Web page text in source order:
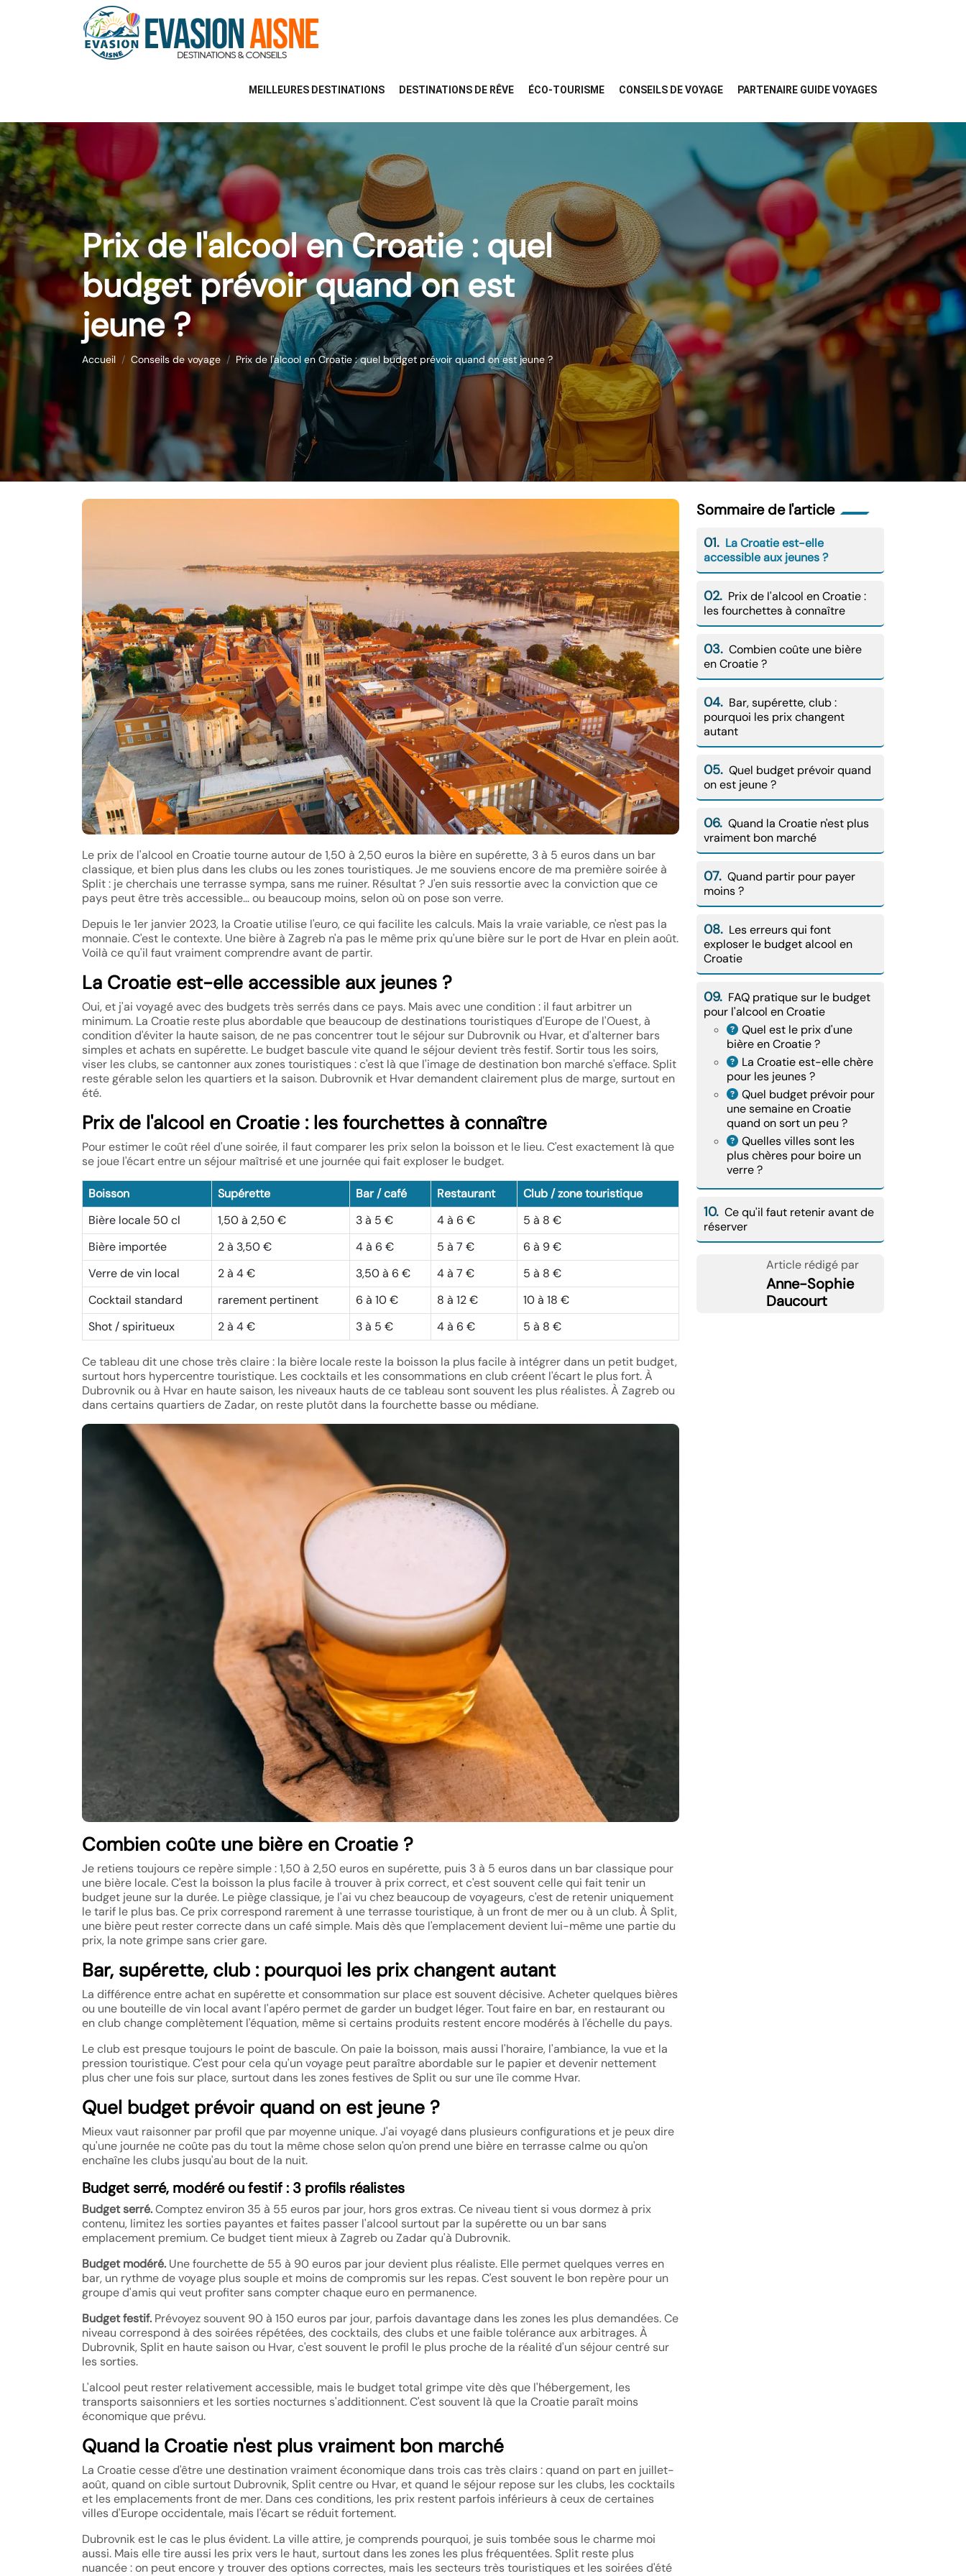
MEILLEURES DESTINATIONS DESTINATIONS DE RÊVE ÉCO-TOURISME CONSEILS DE VOYAGE PARTENAIRE GUIDE VOYAGES
Prix de l'alcool en Croatie : quel
budget prévoir quand on est
jeune ?
Accueil Conseils de voyage Prix de l'alcool en Croatie : quel budget prévoir quand on est jeune ?
Le prix de l'alcool en Croatie tourne autour de 1,50 à 2,50 euros la bière en supérette, 3 à 5 euros dans un bar
classique, et bien plus dans les clubs ou les zones touristiques. Je me souviens encore de ma première soirée à
Split : je cherchais une terrasse sympa, sans me ruiner. Résultat ? J'en suis ressortie avec la conviction que ce
pays peut être très accessible… ou beaucoup moins, selon où on pose son verre.
Depuis le 1er janvier 2023, la Croatie utilise l'euro, ce qui facilite les calculs. Mais la vraie variable, ce n'est pas la
monnaie. C'est le contexte. Une bière à Zagreb n'a pas le même prix qu'une bière sur le port de Hvar en plein août.
Voilà ce qu'il faut vraiment comprendre avant de partir.
La Croatie est-elle accessible aux jeunes ?
Oui, et j'ai voyagé avec des budgets très serrés dans ce pays. Mais avec une condition : il faut arbitrer un
minimum. La Croatie reste plus abordable que beaucoup de destinations touristiques d'Europe de l'Ouest, à
condition d'éviter la haute saison, de ne pas concentrer tout le séjour sur Dubrovnik ou Hvar, et d'alterner bars
simples et achats en supérette. Le budget bascule vite quand le séjour devient très festif. Sortir tous les soirs,
viser les clubs, se cantonner aux zones touristiques : c'est là que l'image de destination bon marché s'efface. Split
reste gérable selon les quartiers et la saison. Dubrovnik et Hvar demandent clairement plus de marge, surtout en
été.
Prix de l'alcool en Croatie : les fourchettes à connaître
Pour estimer le coût réel d'une soirée, il faut comparer les prix selon la boisson et le lieu. C'est exactement là que
se joue l'écart entre un séjour maîtrisé et une journée qui fait exploser le budget.
Boisson Supérette Bar / café Restaurant
Club / zone touristique
Bière locale 50 cl
1,50 à 2,50 € 3 à 5 € 4 à 6 €
5 à 8 €
Bière importée
2 à 3,50 € 4 à 6 € 5 à 7 €
6 à 9 €
Verre de vin local
2 à 4 € 3,50 à 6 € 4 à 7 €
5 à 8 €
Cocktail standard
rarement pertinent 6 à 10 € 8 à 12 €
10 à 18 €
Shot / spiritueux
2 à 4 € 3 à 5 € 4 à 6 € 5 à 8 €
Ce tableau dit une chose très claire : la bière locale reste la boisson la plus facile à intégrer dans un petit budget,
surtout hors hypercentre touristique. Les cocktails et les consommations en club créent l'écart le plus fort. À
Dubrovnik ou à Hvar en haute saison, les niveaux hauts de ce tableau sont souvent les plus réalistes. À Zagreb ou
dans certains quartiers de Zadar, on reste plutôt dans la fourchette basse ou médiane.
Combien coûte une bière en Croatie ?
Je retiens toujours ce repère simple : 1,50 à 2,50 euros en supérette, puis 3 à 5 euros dans un bar classique pour
une bière locale. C'est la boisson la plus facile à trouver à prix correct, et c'est souvent celle qui fait tenir un
budget jeune sur la durée. Le piège classique, je l'ai vu chez beaucoup de voyageurs, c'est de retenir uniquement
le tarif le plus bas. Ce prix correspond rarement à une terrasse touristique, à un front de mer ou à un club. À Split,
une bière peut rester correcte dans un café simple. Mais dès que l'emplacement devient lui-même une partie du
prix, la note grimpe sans crier gare.
Bar, supérette, club : pourquoi les prix changent autant
La différence entre achat en supérette et consommation sur place est souvent décisive. Acheter quelques bières
ou une bouteille de vin local avant l'apéro permet de garder un budget léger. Tout faire en bar, en restaurant ou
en club change complètement l'équation, même si certains produits restent encore modérés à l'échelle du pays.
Le club est presque toujours le point de bascule. On paie la boisson, mais aussi l'horaire, l'ambiance, la vue et la
pression touristique. C'est pour cela qu'un voyage peut paraître abordable sur le papier et devenir nettement
plus cher une fois sur place, surtout dans les zones festives de Split ou sur une île comme Hvar.
Quel budget prévoir quand on est jeune ?
Mieux vaut raisonner par profil que par moyenne unique. J'ai voyagé dans plusieurs configurations et je peux dire
qu'une journée ne coûte pas du tout la même chose selon qu'on prend une bière en terrasse calme ou qu'on
enchaîne les clubs jusqu'au bout de la nuit.
Budget serré, modéré ou festif : 3 profils réalistes
Budget serré.Comptez environ 35 à 55 euros par jour, hors gros extras. Ce niveau tient si vous dormez à prix
contenu, limitez les sorties payantes et faites passer l'alcool surtout par la supérette ou un bar sans
emplacement premium. Ce budget tient mieux à Zagreb ou Zadar qu'à Dubrovnik.
Budget modéré. Une fourchette de 55 à 90 euros par jour devient plus réaliste. Elle permet quelques verres en
bar, un rythme de voyage plus souple et moins de compromis sur les repas. C'est souvent le bon repère pour un
groupe d'amis qui veut profiter sans compter chaque euro en permanence.
Budget festif. Prévoyez souvent 90 à 150 euros par jour, parfois davantage dans les zones les plus demandées. Ce
niveau correspond à des soirées répétées, des cocktails, des clubs et une faible tolérance aux arbitrages. À
Dubrovnik, Split en haute saison ou Hvar, c'est souvent le profil le plus proche de la réalité d'un séjour centré sur
les sorties.
L'alcool peut rester relativement accessible, mais le budget total grimpe vite dès que l'hébergement, les
transports saisonniers et les sorties nocturnes s'additionnent. C'est souvent là que la Croatie paraît moins
économique que prévu.
Quand la Croatie n'est plus vraiment bon marché
La Croatie cesse d'être une destination vraiment économique dans trois cas très clairs : quand on part en juillet-
août, quand on cible surtout Dubrovnik, Split centre ou Hvar, et quand le séjour repose sur les clubs, les cocktails
et les emplacements front de mer. Dans ces conditions, les prix restent parfois inférieurs à ceux de certaines
villes d'Europe occidentale, mais l'écart se réduit fortement.
Dubrovnik est le cas le plus évident. La ville attire, je comprends pourquoi, je suis tombée sous le charme moi
aussi. Mais elle tire aussi les prix vers le haut, surtout dans les zones les plus fréquentées. Split reste plus
nuancée : on peut encore y trouver des options correctes, mais les secteurs très touristiques et les soirées d'été
Sommaire de l'article
01. La Croatie est-elle
accessible aux jeunes ?
02. Prix de l'alcool en Croatie :
les fourchettes à connaître
03. Combien coûte une bière
en Croatie ?
04. Bar, supérette, club :
pourquoi les prix changent
autant
05. Quel budget prévoir quand
on est jeune ?
06. Quand la Croatie n'est plus
vraiment bon marché
07. Quand partir pour payer
moins ?
08. Les erreurs qui font
exploser le budget alcool en
Croatie
09. FAQ pratique sur le budget
pour l'alcool en Croatie
Quel est le prix d'une
bière en Croatie ?
La Croatie est-elle chère
pour les jeunes ?
Quel budget prévoir pour
une semaine en Croatie
quand on sort un peu ?
Quelles villes sont les
plus chères pour boire un
verre ?
10. Ce qu'il faut retenir avant de
réserver
Article rédigé par
Anne-Sophie
Daucourt